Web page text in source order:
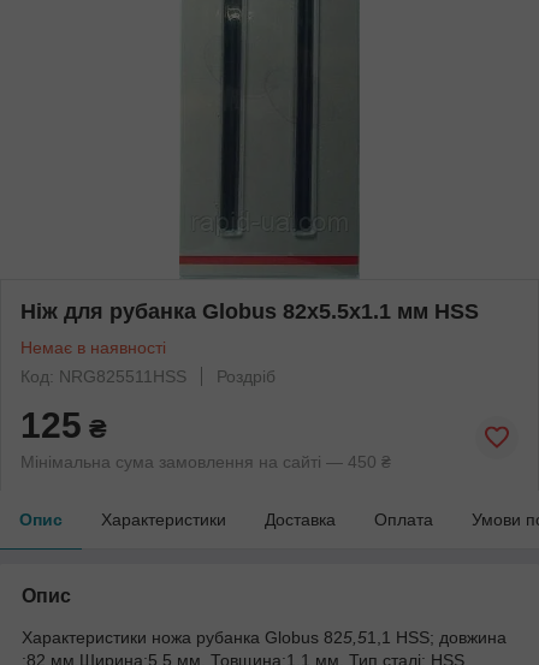
Ніж для рубанка Globus 82х5.5х1.1 мм HSS
Немає в наявності
Код: NRG825511HSS
Роздріб
125 ₴
Мінімальна сума замовлення на сайті — 450 ₴
Опис Характеристики Доставка Оплата Умови
Опис
Характеристики ножа рубанка Globus 825,51,1 HSS; довжина
:82 мм,Ширина:5,5 мм, Товщина:1,1 мм, Тип сталі: HSS